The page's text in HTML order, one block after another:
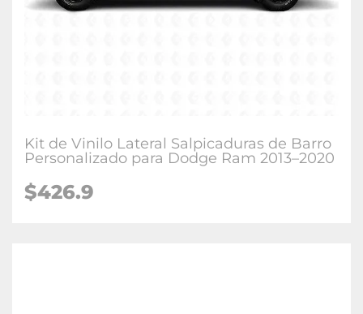
Kit de Vinilo Lateral Salpicaduras de Barro
Personalizado para Dodge Ram 2013–2020
$426.9